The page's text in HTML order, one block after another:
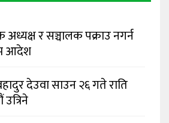
र सञ्चालक पक्राउ नगर्न
आदेश
देउवा साउन २६ गते राति